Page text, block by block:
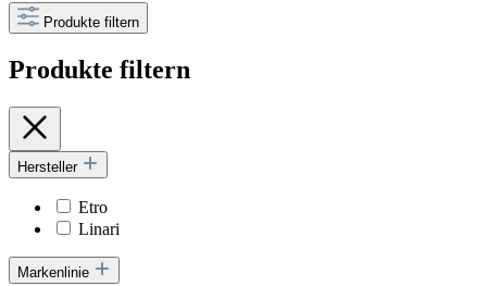
Produkte filtern
Produkte filtern
Hersteller
Etro
Linari
Markenlinie